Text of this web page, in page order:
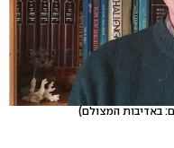
באדיבות המצולם)